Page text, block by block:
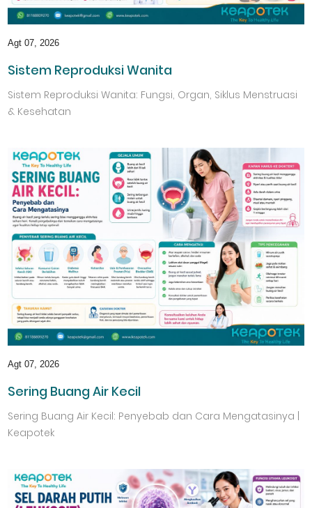
Agt 07, 2026
Sistem Reproduksi Wanita
Sistem Reproduksi Wanita: Fungsi, Organ, Siklus Menstruasi
& Kesehatan
Agt 07, 2026
Sering Buang Air Kecil
Sering Buang Air Kecil: Penyebab dan Cara Mengatasinya |
Keapotek